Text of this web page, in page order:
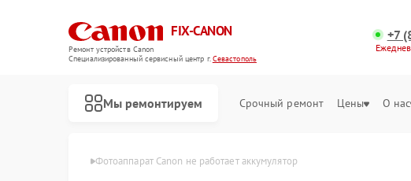
FIX-CANON
Ремонт устройств Canon
Специализированный cервисный центр г.Севастополь
+7
Мы ремонтируем Срочный ремонт Цены О нас
Фотоаппарат Canon не работает аккумулятор